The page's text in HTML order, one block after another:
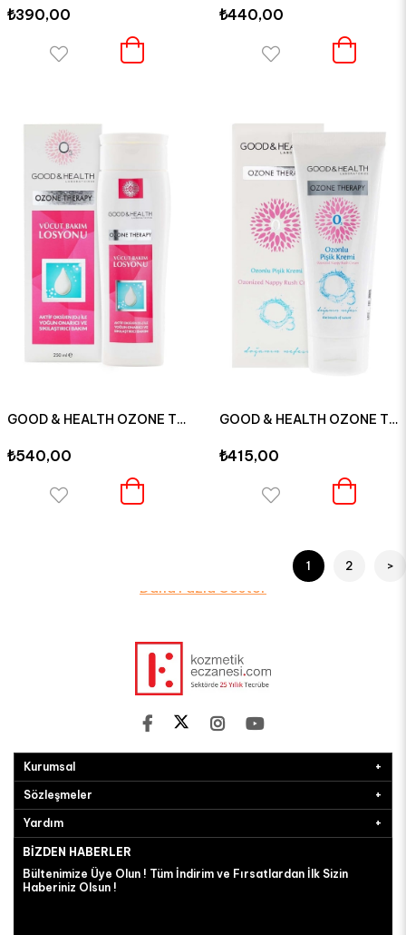
₺390,00 ₺440,00
GOOD & HEALTH OZONE THERAPY ONARICI SIKILAŞTIRICI VÜCUT LOSYONU 250 ML
₺540,00
GOOD & HEALTH OZONE THERAPY OZONLU PİŞİK KREMİ 75 ML
₺415,00
1 2 >
Yılbaşına özel indirim fırsatları
Daha Fazla Göster
Kurumsal
Sözleşmeler
Yardım
BIZDEN HABERLER
Bültenimize Üye Olun ! Tüm İndirim ve Fırsatlardan İlk Sizin
Haberiniz Olsun !